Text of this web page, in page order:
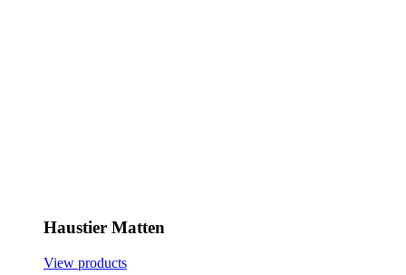
Haustier Matten
View products